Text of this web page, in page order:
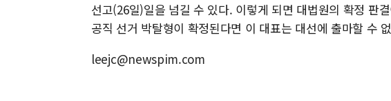
선고(26일)일을 넘길 수 있다. 이렇게 되면 대법원의 확정 판
공직 선거 박탈형이 확정된다면 이 대표는 대선에 출마할 수
leejc@newspim.com